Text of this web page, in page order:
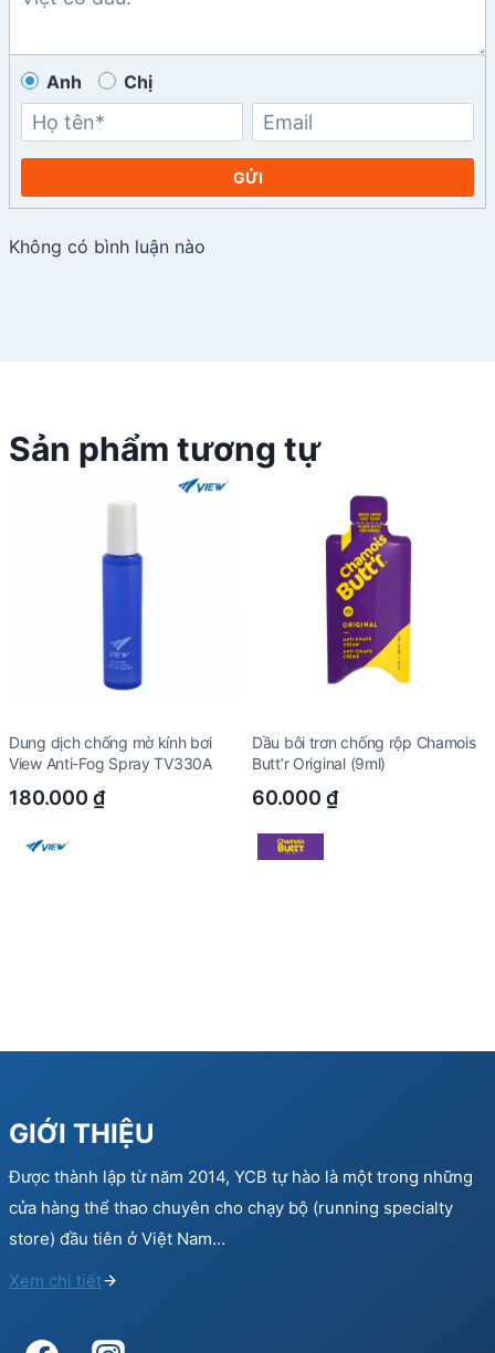
Anh Chị
GỬI
Không có bình luận nào
Sản phẩm tương tự
Dung dịch chống mờ kính bơi
View Anti-Fog Spray TV330A
180.000 ₫
Dầu bôi trơn chống rộp Chamois
Butt’r Original (9ml)
60.000 ₫
GIỚI THIỆU
Được thành lập từ năm 2014, YCB tự hào là một trong những
cửa hàng thể thao chuyên cho chạy bộ (running specialty
store) đầu tiên ở Việt Nam…
Xem chi tiết